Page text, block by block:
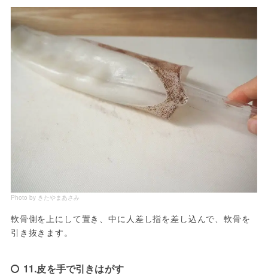
Photo by きたやまあさみ
軟骨側を上にして置き、中に人差し指を差し込んで、軟骨を
引き抜きます。
11.皮を手で引きはがす